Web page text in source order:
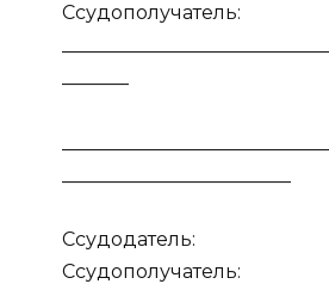
Ссудополучатель:
Ссудополучатель: